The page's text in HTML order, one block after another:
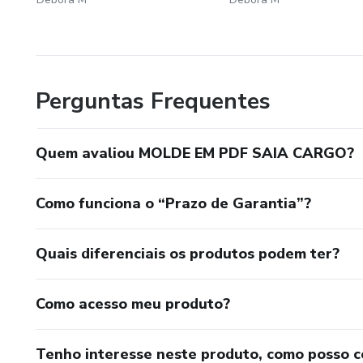
Perguntas Frequentes
Quem avaliou MOLDE EM PDF SAIA CARGO?
Como funciona o “Prazo de Garantia”?
Quais diferenciais os produtos podem ter?
Como acesso meu produto?
Tenho interesse neste produto, como posso